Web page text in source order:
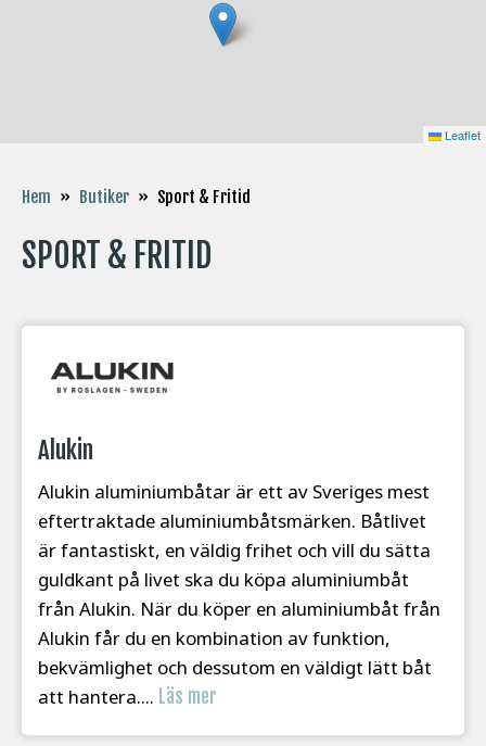
Leaflet
Hem » Butiker » Sport & Fritid
SPORT & FRITID
Alukin
Alukin aluminiumbåtar är ett av Sveriges mest
eftertraktade aluminiumbåtsmärken. Båtlivet
är fantastiskt, en väldig frihet och vill du sätta
guldkant på livet ska du köpa aluminiumbåt
från Alukin. När du köper en aluminiumbåt från
Alukin får du en kombination av funktion,
bekvämlighet och dessutom en väldigt lätt båt
att hantera.... Läs mer